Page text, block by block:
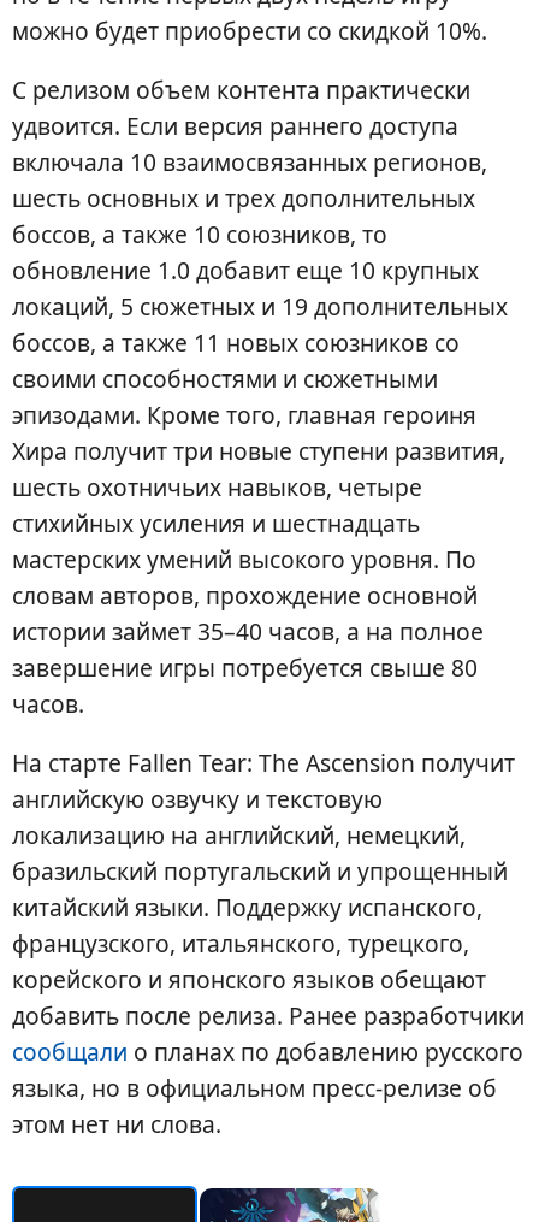
можно будет приобрести со скидкой 10%.
С релизом объем контента практически
удвоится. Если версия раннего доступа
включала 10 взаимосвязанных регионов,
шесть основных и трех дополнительных
боссов, а также 10 союзников, то
обновление 1.0 добавит еще 10 крупных
локаций, 5 сюжетных и 19 дополнительных
боссов, а также 11 новых союзников со
своими способностями и сюжетными
эпизодами. Кроме того, главная героиня
Хира получит три новые ступени развития,
шесть охотничьих навыков, четыре
стихийных усиления и шестнадцать
мастерских умений высокого уровня. По
словам авторов, прохождение основной
истории займет 35–40 часов, а на полное
завершение игры потребуется свыше 80
часов.
На старте Fallen Tear: The Ascension получит
английскую озвучку и текстовую
локализацию на английский, немецкий,
бразильский португальский и упрощенный
китайский языки. Поддержку испанского,
французского, итальянского, турецкого,
корейского и японского языков обещают
добавить после релиза. Ранее разработчики
сообщали о планах по добавлению русского
языка, но в официальном пресс-релизе об
этом нет ни слова.